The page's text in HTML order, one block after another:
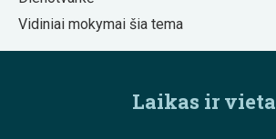
Vidiniai mokymai šia tema
Laikas ir vieta